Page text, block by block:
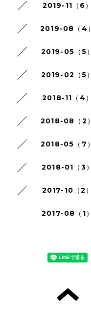
2019-11（6）
2019-08（4）
2019-05（5）
2019-02（5）
2018-11（4）
2018-08（2）
2018-05（7）
2018-01（3）
2017-10（2）
2017-08（1）